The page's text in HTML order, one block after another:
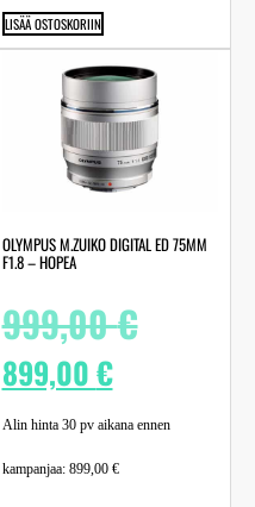
LISÄÄ OSTOSKORIIN
OLYMPUS M.ZUIKO DIGITAL ED 75MM
F1.8 – HOPEA
999,00€
899,00€
Alin hinta 30 pv aikana ennen
kampanjaa: 899,00 €